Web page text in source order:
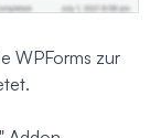
WPForms zur